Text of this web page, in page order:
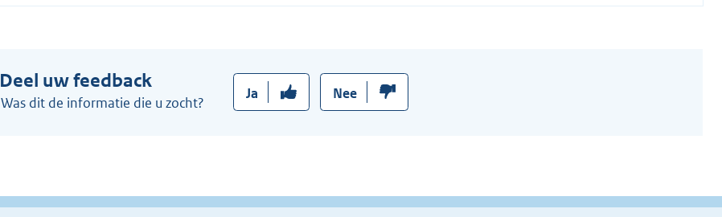
Deel uw feedback
Was dit de informatie die u zocht?
Ja Nee